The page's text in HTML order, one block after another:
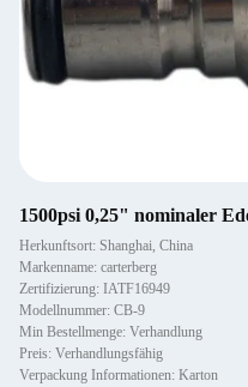
1500psi 0,25" nominaler
Herkunftsort: Shanghai, China
Markenname: carterberg
Zertifizierung: IATF16949
Modellnummer: CB-9
Min Bestellmenge: Verhandlung
Preis: Verhandlungsfähig
Verpackung Informationen: Karton